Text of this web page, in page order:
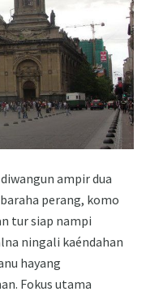
ampir dua
perang, komo
tur siap nampi
ningali kaéndahan
hayang
Fokus utama